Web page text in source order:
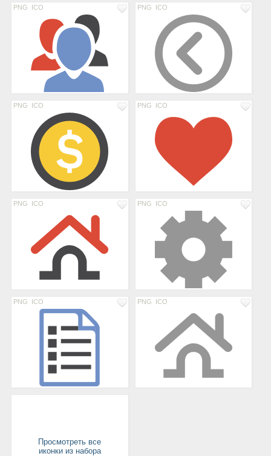
PNG ICO PNG ICO
PNG ICO PNG ICO
PNG ICO PNG ICO
PNG ICO PNG ICO
Просмотреть все
иконки из набора